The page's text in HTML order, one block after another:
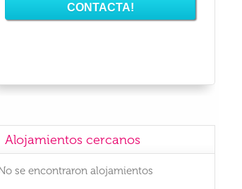
Alojamientos cercanos
se encontraron alojamientos